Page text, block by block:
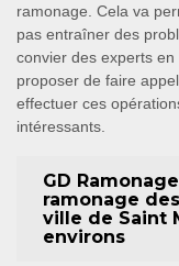
ramonage. Cela va
pas entraîner des
convier des experts
proposer de faire
effectuer ces
intéressants.
GD
ramonage
ville de Saint
environs